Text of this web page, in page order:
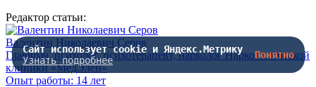
Редактор статьи:
Валентин Николаевич Серов
Главврач, психолог, психотерапевт, нарколог Наркологической
клиники «МедЭлен»
Опыт работы: 14 лет
Сайт использует cookie и Яндекс.Метрику
Узнать подробнее
Понятно